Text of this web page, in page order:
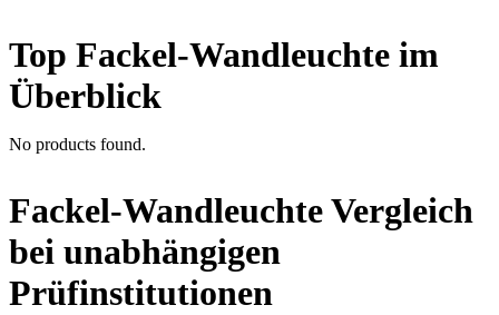
Top Fackel-Wandleuchte im
Überblick
No products found.
Fackel-Wandleuchte Vergleich
bei unabhängigen
Prüfinstitutionen